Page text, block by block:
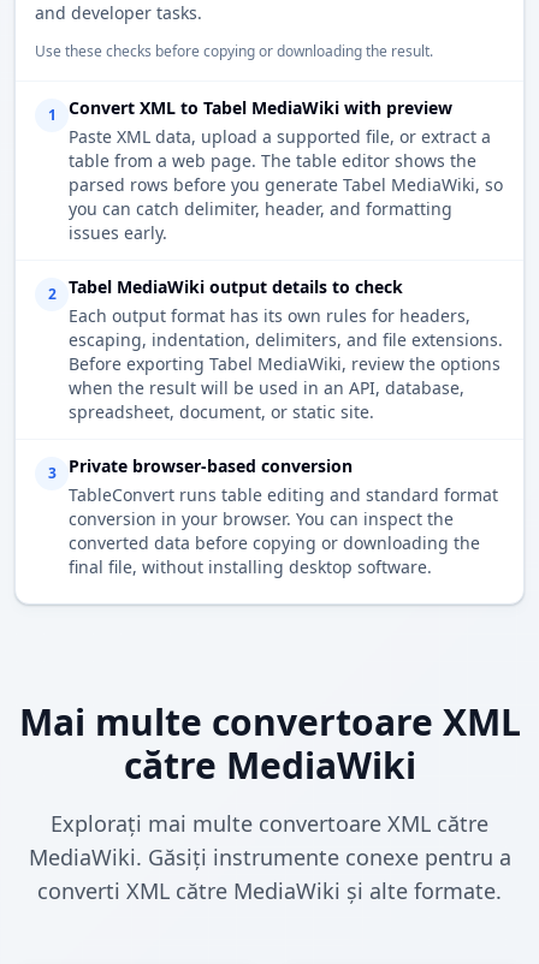
and developer tasks.
Use these checks before copying or downloading the result.
1
Convert XML to Tabel MediaWiki with preview
Paste XML data, upload a supported file, or extract a
table from a web page. The table editor shows the
parsed rows before you generate Tabel MediaWiki, so
you can catch delimiter, header, and formatting
issues early.
2
Tabel MediaWiki output details to check
Each output format has its own rules for headers,
escaping, indentation, delimiters, and file extensions.
Before exporting Tabel MediaWiki, review the options
when the result will be used in an API, database,
spreadsheet, document, or static site.
3
Private browser-based conversion
TableConvert runs table editing and standard format
conversion in your browser. You can inspect the
converted data before copying or downloading the
final file, without installing desktop software.
Mai multe convertoare XML
către MediaWiki
Explorați mai multe convertoare XML către
MediaWiki. Găsiți instrumente conexe pentru a
converti XML către MediaWiki și alte formate.